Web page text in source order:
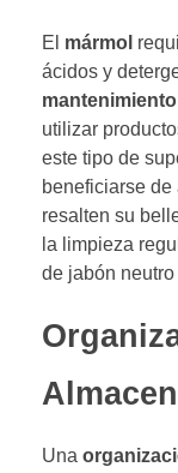
El mármol
ácidos y
utilizar
este tipo de
beneficiarse
resalten su
la limpieza
de jabón
Una